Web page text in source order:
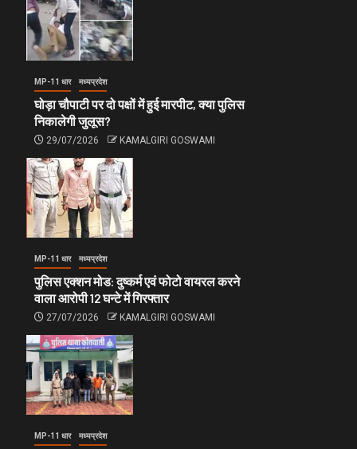
MP-11 धार मध्यप्रदेश
घोड़ा चौपाटी पर दो पक्षों में हुई मारपीट, क्या पुलिस
निकालेगी जुलूस?
29/07/2026 KAMALGIRI GOSWAMI
MP-11 धार मध्यप्रदेश
पुलिस एक्शन मोड: दुष्कर्म एवं फोटो वायरल करने
वाला आरोपी 12 घन्टे में गिरफ्तार
27/07/2026 KAMALGIRI GOSWAMI
MP-11 धार मध्यप्रदेश